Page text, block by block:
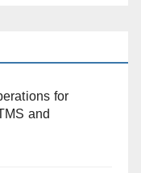
for
and